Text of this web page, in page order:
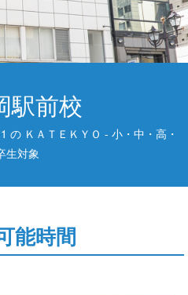
駅前校
の ＫＡＴＥＫＹＯ - 小・中・高・
生対象
能時間